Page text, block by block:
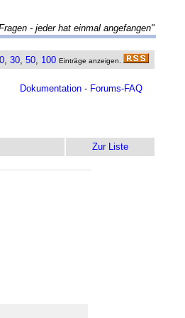
- jeder hat einmal angefangen"
, 30, 50, 100 Einträge anzeigen.
Dokumentation - Forums-FAQ
Zur Liste